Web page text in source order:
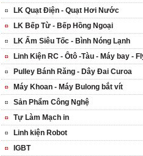
LK Quạt Điện - Quạt Hơi Nước
LK Bếp Từ - Bếp Hồng Ngoại
LK Ấm Siêu Tốc - Bình Nóng Lạnh
Linh Kiện RC - Ôtô -Tàu - Máy bay -
Pulley Bánh Răng - Dây Đai Curoa
Máy Khoan - Máy Bulong bắt vít
Sản Phẩm Công Nghệ
Tự Làm Mạch in
Linh kiện Robot
IGBT